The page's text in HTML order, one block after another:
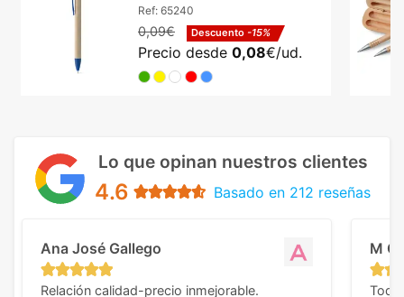
Ref: 65240
0,09€ Descuento -15%
Precio desde 0,08€/ud.
Lo que opinan nuestros clientes
4.6 Basado en 212 reseñas
Ana José Gallego
Relación calidad-precio inmejorable.
M C
Todo